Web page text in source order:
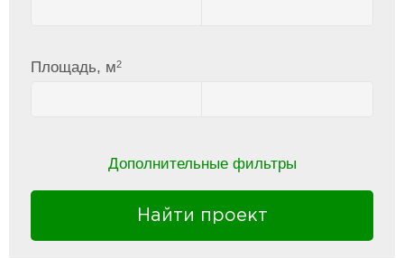
Площадь, м2
Дополнительные фильтры
Найти проект